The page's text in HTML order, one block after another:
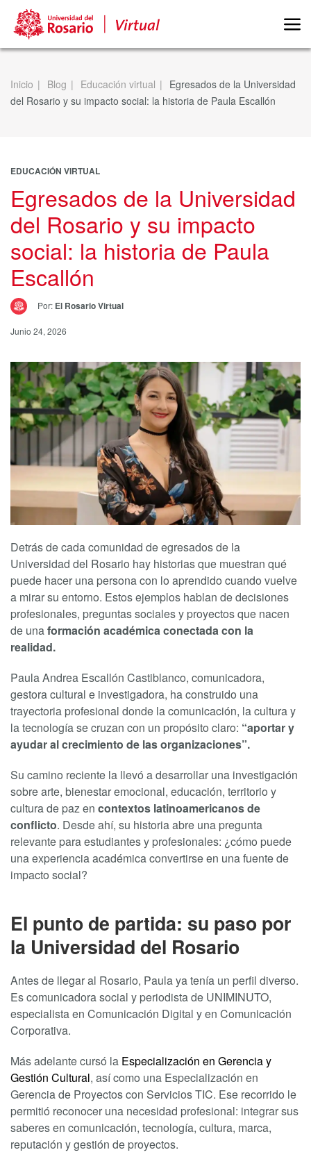
Inicio Blog Educación virtual
Egresados de la Universidad
del Rosario y su impacto social: la historia de Paula Escallón
EDUCACIÓN VIRTUAL
Egresados de la Universidad
del Rosario y su impacto
social: la historia de Paula
Escallón
Por: El Rosario Virtual
Junio 24, 2026
Detrás de cada comunidad de egresados de la
Universidad del Rosario hay historias que muestran qué
puede hacer una persona con lo aprendido cuando vuelve
a mirar su entorno. Estos ejemplos hablan de decisiones
profesionales, preguntas sociales y proyectos que nacen
de unaformación académica conectada con la
realidad.
Paula Andrea Escallón Castiblanco, comunicadora,
gestora cultural e investigadora, ha construido una
trayectoria profesional donde la comunicación, la cultura y
la tecnología se cruzan con un propósito claro: “aportar y
ayudar al crecimiento de las organizaciones”.
Su camino reciente la llevó a desarrollar una investigación
sobre arte, bienestar emocional, educación, territorio y
cultura de paz en contextos latinoamericanos de
conflicto. Desde ahí, su historia abre una pregunta
relevante para estudiantes y profesionales: ¿cómo puede
una experiencia académica convertirse en una fuente de
impacto social?
El punto de partida: su paso por
la Universidad del Rosario
Antes de llegar al Rosario, Paula ya tenía un perfil diverso.
Es comunicadora social y periodista de UNIMINUTO,
especialista en Comunicación Digital y en Comunicación
Corporativa.
Más adelante cursó la Especialización en Gerencia y
Gestión Cultural, así como una Especialización en
Gerencia de Proyectos con Servicios TIC. Ese recorrido le
permitió reconocer una necesidad profesional: integrar sus
saberes en comunicación, tecnología, cultura, marca,
reputación y gestión de proyectos.